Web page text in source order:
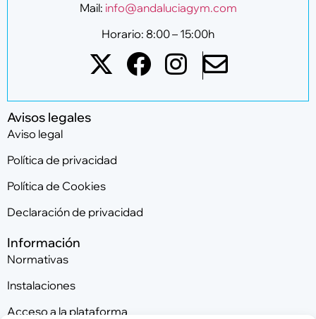
Mail: info@andaluciagym.com
Horario: 8:00 – 15:00h
Avisos legales
Aviso legal
Política de privacidad
Política de Cookies
Declaración de privacidad
Información
Normativas
Instalaciones
Acceso a la plataforma